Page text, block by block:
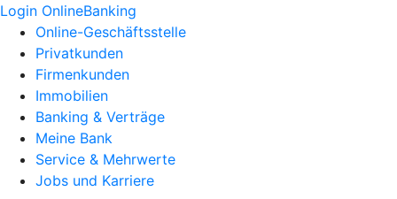
Login OnlineBanking
Online-Geschäftsstelle
Privatkunden
Firmenkunden
Immobilien
Banking & Verträge
Meine Bank
Service & Mehrwerte
Jobs und Karriere